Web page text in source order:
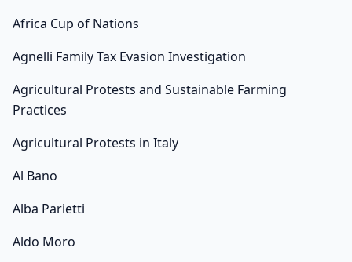
Africa Cup of Nations
Agnelli Family Tax Evasion Investigation
Agricultural Protests and Sustainable Farming
Practices
Agricultural Protests in Italy
Al Bano
Alba Parietti
Aldo Moro